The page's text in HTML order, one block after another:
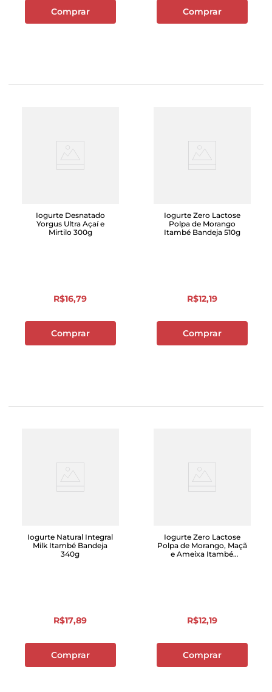
Comprar Comprar
Iogurte Desnatado
Yorgus Ultra Açaí e
Mirtilo 300g
R$16,79
Comprar
Iogurte Zero Lactose
Polpa de Morango
Itambé Bandeja 510g
R$12,19
Comprar
Iogurte Natural Integral
Milk Itambé Bandeja
340g
R$17,89
Comprar
Iogurte Zero Lactose
Polpa de Morango, Maçã
e Ameixa Itambé
R$12,19
Comprar